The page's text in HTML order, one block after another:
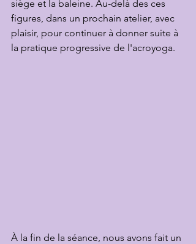
siège et la baleine. Au-delà des ces
figures, dans un prochain atelier, avec
plaisir, pour continuer à donner suite à
la pratique progressive de l'acroyoga.
À la fin de la séance, nous avons fait un